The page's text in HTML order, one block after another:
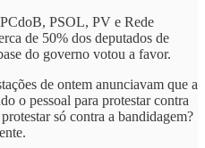
PSOL, PV e Rede
de 50% dos deputados de
do governo votou a favor.
de ontem anunciavam que a
o pessoal para protestar contra
só contra a bandidagem?